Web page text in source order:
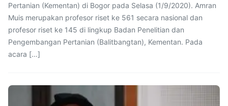
Pertanian (Kementan) di Bogor pada Selasa (1/9/2020). Amran
Muis merupakan profesor riset ke 561 secara nasional dan
profesor riset ke 145 di lingkup Badan Penelitian dan
Pengembangan Pertanian (Balitbangtan), Kementan. Pada
acara […]